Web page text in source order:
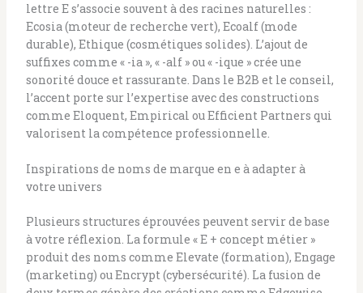
lettre E s’associe souvent à des racines naturelles :
Ecosia (moteur de recherche vert), Ecoalf (mode
durable), Ethique (cosmétiques solides). L’ajout de
suffixes comme « -ia », « -alf » ou « -ique » crée une
sonorité douce et rassurante. Dans le B2B et le conseil,
l’accent porte sur l’expertise avec des constructions
comme Eloquent, Empirical ou Efficient Partners qui
valorisent la compétence professionnelle.
Inspirations de noms de marque en e à adapter à
votre univers
Plusieurs structures éprouvées peuvent servir de base
à votre réflexion. La formule « E + concept métier »
produit des noms comme Elevate (formation), Engage
(marketing) ou Encrypt (cybersécurité). La fusion de